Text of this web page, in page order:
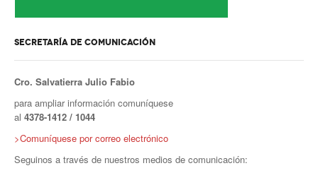
Secretaría gremial
Secretaría de turismo
Secretaría de acción social
SECRETARÍA DE COMUNICACIÓN
Cro. Salvatierra Julio Fabio
para ampliar información comuníquese
al 4378-1412 / 1044
>Comuníquese por correo electrónico
Seguinos a través de nuestros medios de comunicación: